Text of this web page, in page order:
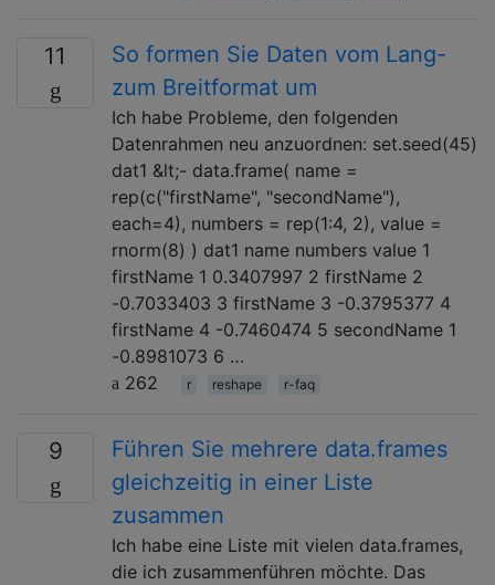
11
So formen Sie Daten vom Lang-
zum Breitformat um
Ich habe Probleme, den folgenden
Datenrahmen neu anzuordnen: set.seed(45)
dat1 &lt;- data.frame( name =
rep(c("firstName", "secondName"),
each=4), numbers = rep(1:4, 2), value =
rnorm(8) ) dat1 name numbers value 1
firstName 1 0.3407997 2 firstName 2
-0.7033403 3 firstName 3 -0.3795377 4
firstName 4 -0.7460474 5 secondName 1
-0.8981073 6 …
262
r reshape r-faq
9
Führen Sie mehrere data.frames
gleichzeitig in einer Liste
zusammen
Ich habe eine Liste mit vielen data.frames,
die ich zusammenführen möchte. Das